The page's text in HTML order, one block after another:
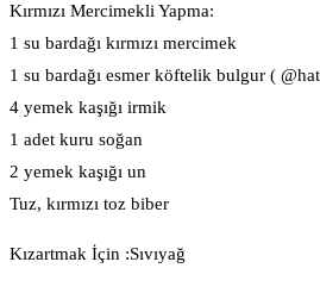
Kırmızı Mercimekli Yapma:
1 su bardağı kırmızı mercimek
1 su bardağı esmer köftelik bulgur (
4 yemek kaşığı irmik
1 adet kuru soğan
2 yemek kaşığı un
Tuz, kırmızı toz biber
Kızartmak İçin :Sıvıyağ